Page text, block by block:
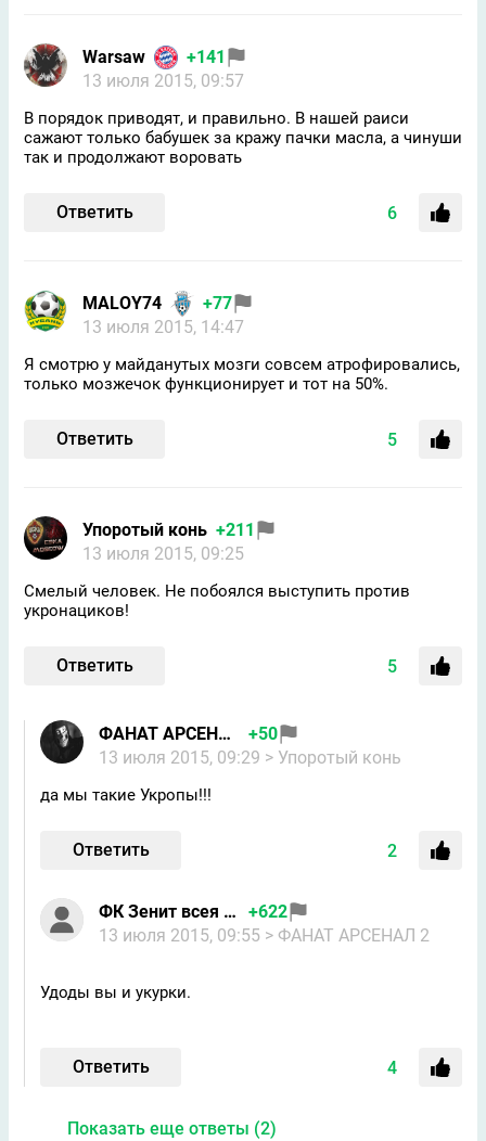
Warsaw
+141
13 июля 2015, 09:57
В порядок приводят, и правильно. В нашей рaиси
сажают только бабушек за кражу пачки масла, а чинуши
так и продолжают воровать
Ответить 6
MALOY74
+77
13 июля 2015, 14:47
Я смотрю у майданутых мозги совсем атрофировались,
только мозжечок функционирует и тот на 50%.
Ответить 5
Упоротый конь +211
13 июля 2015, 09:25
Смелый человек. Не побоялся выступить против
укронациков!
Ответить 5
ФАНАТ АРСЕНАЛ 2
+50
13 июля 2015, 09:29 > Упоротый конь
да мы такие Укропы!!!
Ответить 2
ФК Зенит всея Руси
+622
13 июля 2015, 09:55 > ФАНАТ АРСЕНАЛ 2
Удоды вы и укурки.
Ответить 4
Показать еще ответы (2)